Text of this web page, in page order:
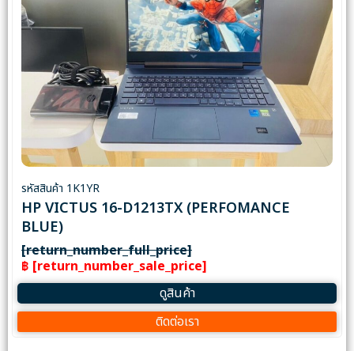
รหัสสินค้า 1K1YR
HP VICTUS 16-D1213TX (PERFOMANCE
BLUE)
[return_number_full_price]
฿ [return_number_sale_price]
ดูสินค้า
ติดต่อเรา